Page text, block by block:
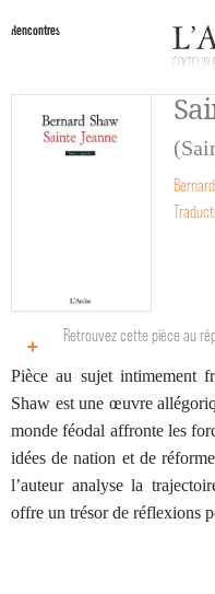
Rencontres
Retrouvez cette pièce au
Pièce au sujet intimement
Shaw est une œuvre
monde féodal affronte les
idées de nation et de
l’auteur analyse la
offre un trésor de réflexions